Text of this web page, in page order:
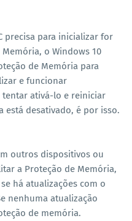
precisa para inicializar for
o Windows 10
de Memória para
e funcionar
tentar ativá-lo e reiniciar
está desativado, é por isso.
outros dispositivos ou
a Proteção de Memória,
há atualizações com o
nenhuma atualização
de memória.